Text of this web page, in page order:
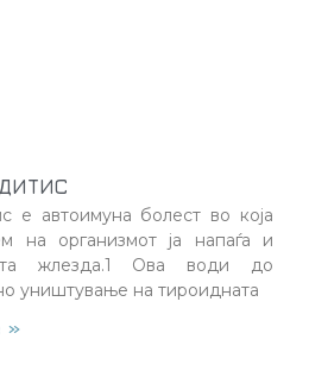
е автоимуна болест во која
на организмот ја напаѓа и
жлезда.1 Ова води до
уништување на тироидната
»